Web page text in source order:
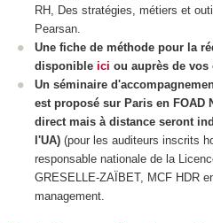
RH, Des stratégies, métiers et
Pearsan.
Une fiche de méthode pour la
disponible ici ou auprès de vos
Un séminaire
est proposé sur Paris en FOAD
direct mais à distance seront
l'UA) (pour les auditeurs inscrits
responsable nationale de la
GRESELLE-ZAÏBET, MCF HDR
management.